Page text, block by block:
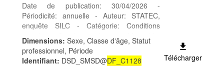
Date de publication: 30/04/2026 -
Périodicité: annuelle - Auteur: STATEC,
enquête SILC - Catégorie: Conditions
sociales - Conditions de vie - Mots-clés:
revenus et pauvreté
Dimensions: Sexe, Classe d'âge, Statut
professionnel, Période
Identifiant: DSD_SMSD@DF_C1128 Télécharger